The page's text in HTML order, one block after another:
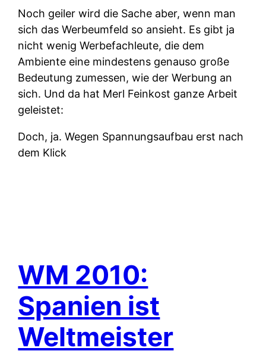
Noch geiler wird die Sache aber, wenn man
sich das Werbeumfeld so ansieht. Es gibt ja
nicht wenig Werbefachleute, die dem
Ambiente eine mindestens genauso große
Bedeutung zumessen, wie der Werbung an
sich. Und da hat Merl Feinkost ganze Arbeit
geleistet:
Doch, ja. Wegen Spannungsaufbau erst nach
dem Klick
WM 2010:
Spanien ist
Weltmeister